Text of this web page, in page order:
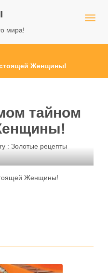
мира!
Женщины!
тайном
: Золотые рецепты
Женщины!